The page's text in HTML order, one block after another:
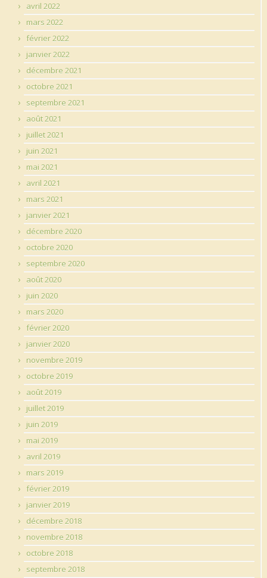
avril 2022
mars 2022
février 2022
janvier 2022
décembre 2021
octobre 2021
septembre 2021
août 2021
juillet 2021
juin 2021
mai 2021
avril 2021
mars 2021
janvier 2021
décembre 2020
octobre 2020
septembre 2020
août 2020
juin 2020
mars 2020
février 2020
janvier 2020
novembre 2019
octobre 2019
août 2019
juillet 2019
juin 2019
mai 2019
avril 2019
mars 2019
février 2019
janvier 2019
décembre 2018
novembre 2018
octobre 2018
septembre 2018